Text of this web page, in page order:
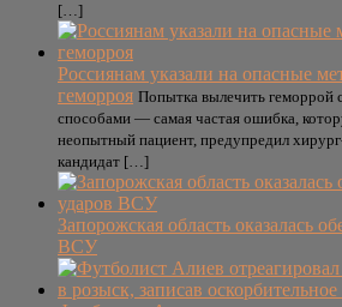
[…]
Россиянам указали на опасные
геморроя Попытка вылечить геморрой
способами — самая частая ошибка,
неопытный пациент, предупредил
кандидат […]
Запорожская область оказалась
ВСУ